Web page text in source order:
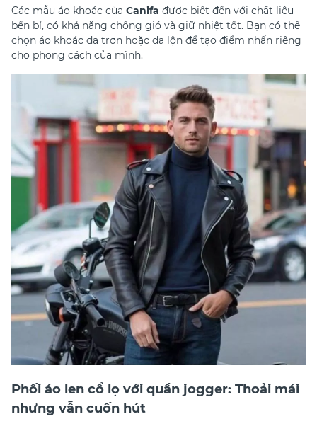
Các mẫu áo khoác của Canifa được biết đến với chất liệu
bền bỉ, có khả năng chống gió và giữ nhiệt tốt. Bạn có thể
chọn áo khoác da trơn hoặc da lộn để tạo điểm nhấn riêng
cho phong cách của mình.
Phối áo len cổ lọ với quần jogger: Thoải mái
nhưng vẫn cuốn hút